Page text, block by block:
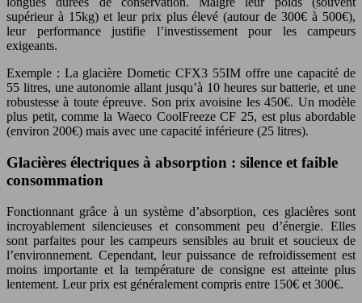
supérieur à 15kg) et leur prix plus élevé (autour de 300€ à 500€),
leur performance justifie l’investissement pour les campeurs
exigeants.
Exemple : La glacière Dometic CFX3 55IM offre une capacité de
55 litres, une autonomie allant jusqu’à 10 heures sur batterie, et une
robustesse à toute épreuve. Son prix avoisine les 450€. Un modèle
plus petit, comme la Waeco CoolFreeze CF 25, est plus abordable
(environ 200€) mais avec une capacité inférieure (25 litres).
Glacières électriques à absorption : silence et faible
consommation
Fonctionnant grâce à un système d’absorption, ces glacières sont
incroyablement silencieuses et consomment peu d’énergie. Elles
sont parfaites pour les campeurs sensibles au bruit et soucieux de
l’environnement. Cependant, leur puissance de refroidissement est
moins importante et la température de consigne est atteinte plus
lentement. Leur prix est généralement compris entre 150€ et 300€.